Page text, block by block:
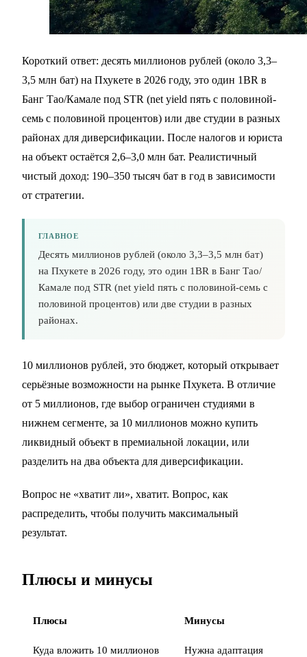
Короткий ответ: десять миллионов рублей (около 3,3–
3,5 млн бат) на Пхукете в 2026 году, это один 1BR в
Банг Тао/Камале под STR (net yield пять с половиной-
семь с половиной процентов) или две студии в разных
районах для диверсификации. После налогов и юриста
на объект остаётся 2,6–3,0 млн бат. Реалистичный
чистый доход: 190–350 тысяч бат в год в зависимости
от стратегии.
ГЛАВНОЕ
Десять миллионов рублей (около 3,3–3,5 млн бат)
на Пхукете в 2026 году, это один 1BR в Банг Тао/
Камале под STR (net yield пять с половиной-семь с
половиной процентов) или две студии в разных
районах.
10 миллионов рублей, это бюджет, который открывает
серьёзные возможности на рынке Пхукета. В отличие
от 5 миллионов, где выбор ограничен студиями в
нижнем сегменте, за 10 миллионов можно купить
ликвидный объект в премиальной локации, или
разделить на два объекта для диверсификации.
Вопрос не «хватит ли», хватит. Вопрос, как
распределить, чтобы получить максимальный
результат.
Плюсы и минусы
Плюсы Минусы
Куда вложить 10 миллионов
Нужна адаптация